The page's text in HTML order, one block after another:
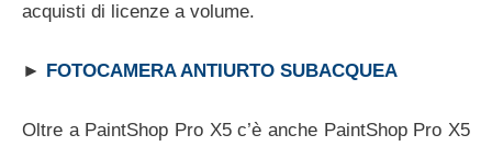
acquisti di licenze a volume.
► FOTOCAMERA ANTIURTO SUBACQUEA
Oltre a PaintShop Pro X5 c’è anche PaintShop Pro X5